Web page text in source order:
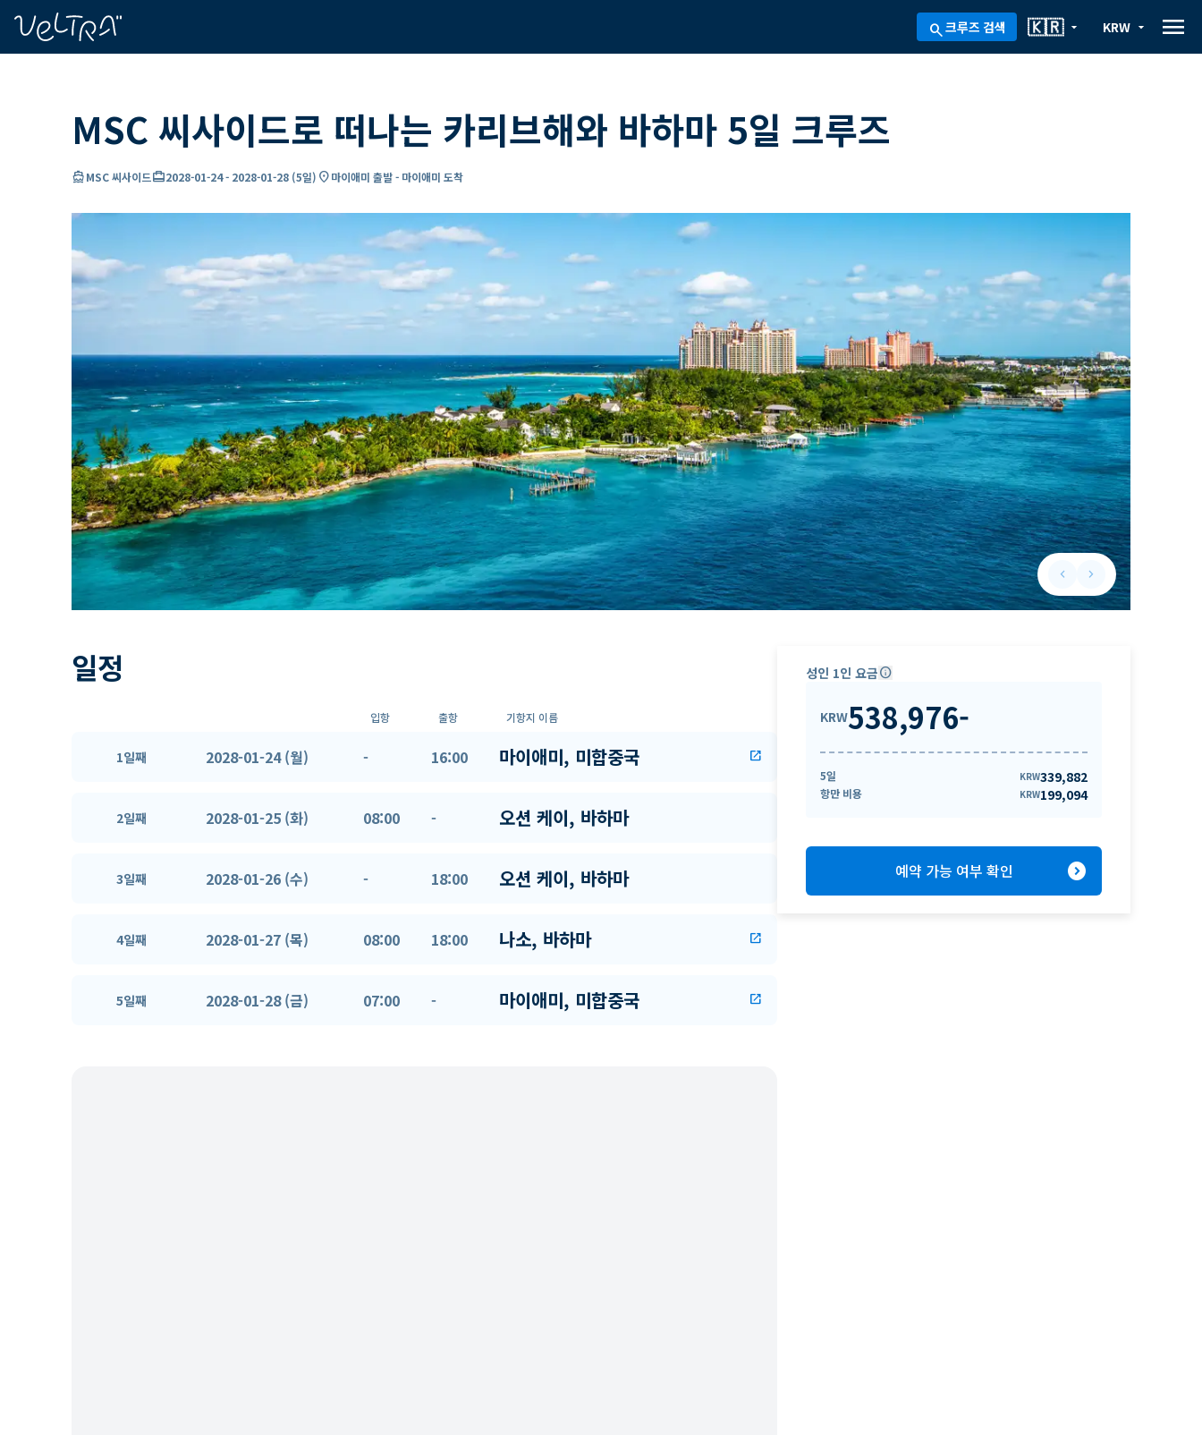
search크루즈 검색 arrow_drop_down
🇰🇷 arrow_drop_down
KRW menu
MSC 씨사이드로 떠나는 카리브해와 바하마 5일 크루즈
directions_boatMSC 씨사이드card_travel2028-01-24- 2028-01-28 (5일) location_on마이애미 출발 - 마이애미 도착
keyboard_arrow_leftPrevious slide
keyboard_arrow_rightNext slide
일정
입항 출항 기항지 이름
1일째 2028-01-24 (월) - 16:00 마이애미, 미합중국 open_in_new
2일째 2028-01-25 (화) 08:00 - 오션 케이, 바하마
3일째 2028-01-26 (수) - 18:00 오션 케이, 바하마
4일째 2028-01-27 (목) 08:00 18:00 나소, 바하마 open_in_new
5일째 2028-01-28 (금) 07:00 - 마이애미, 미합중국 open_in_new
성인 1인 요금info
KRW538,976-
5일 KRW339,882
항만 비용 KRW199,094
예약 가능 여부 확인 expand_circle_right